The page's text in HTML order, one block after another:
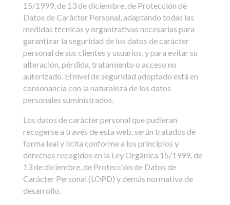
15/1999, de 13 de diciembre, de Protección de
Datos de Carácter Personal, adaptando todas las
medidas técnicas y organizativas necesarias para
garantizar la seguridad de los datos de carácter
personal de sus clientes y usuarios, y para evitar su
alteración, pérdida, tratamiento o acceso no
autorizado. El nivel de seguridad adoptado está en
consonancia con la naturaleza de los datos
personales suministrados.
Los datos de carácter personal que pudieran
recogerse a través de esta web, serán tratados de
forma leal y lícita conforme a los principios y
derechos recogidos en la Ley Orgánica 15/1999, de
13 de diciembre, de Protección de Datos de
Carácter Personal (LOPD) y demás normativa de
desarrollo.